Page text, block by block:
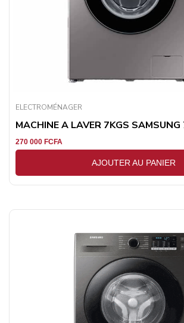
ELECTROMÉNAGER
MACHINE A LAVER 7KGS SAMSUNG
270 000 FCFA
AJOUTER AU PANIER